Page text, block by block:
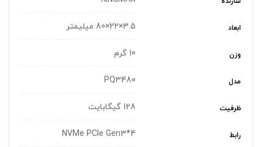
ابعاد 3.5×22×80 میلیمتر
وزن 10 گرم
مدل PQ3480
ظرفیت 128 گیگابایت
رابط NVMe PCIe Gen3*4